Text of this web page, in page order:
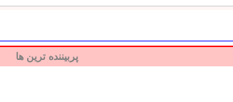
پربیننده ترین ها